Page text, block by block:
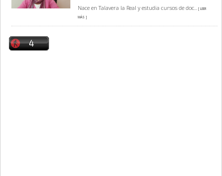
Nace en Talavera la Real y estudia cursos de doc... [ LEER
MÁS ]